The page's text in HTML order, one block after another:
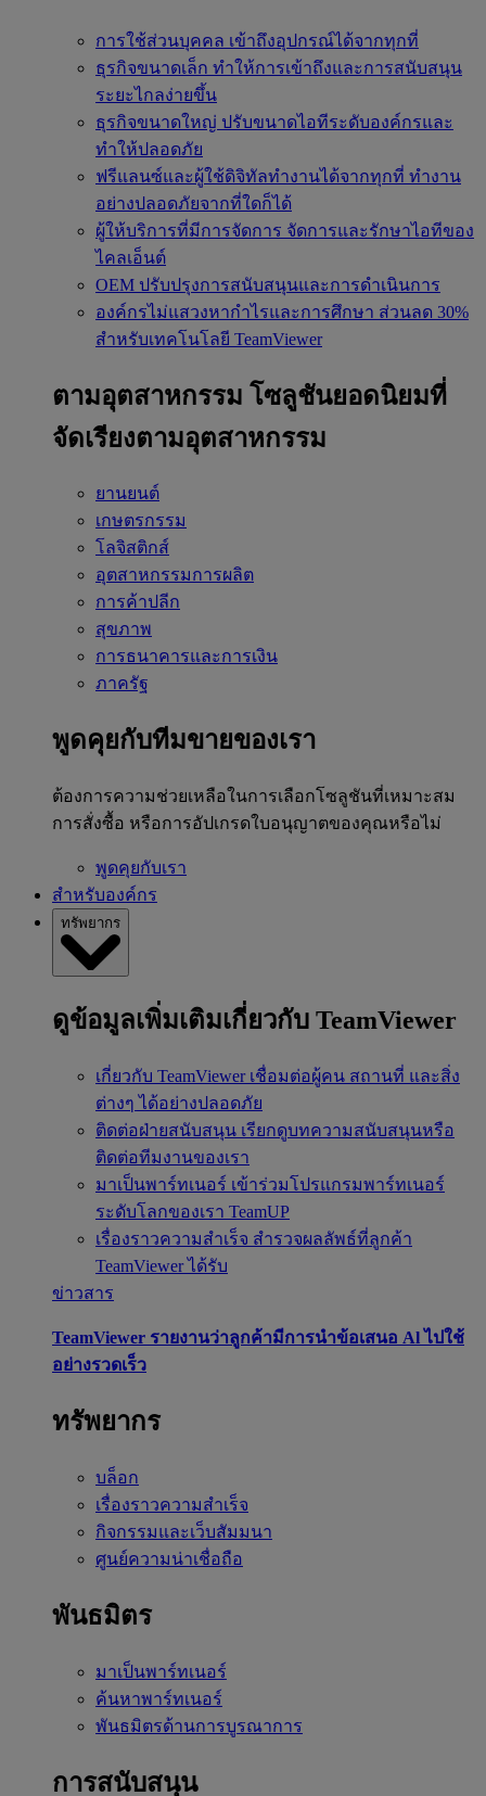
การใช้ส่วนบุคคล เข้าถึงอุปกรณ์ได้จากทุกที่
ธุรกิจขนาดเล็ก ทำให้การเข้าถึงและการสนับสนุน
ระยะไกลง่ายขึ้น
ธุรกิจขนาดใหญ่ ปรับขนาดไอทีระดับองค์กรและ
ทำให้ปลอดภัย
ฟรีแลนซ์และผู้ใช้ดิจิทัลทำงานได้จากทุกที่ ทำงาน
อย่างปลอดภัยจากที่ใดก็ได้
ผู้ให้บริการที่มีการจัดการ จัดการและรักษาไอทีของ
ไคลเอ็นต์
OEM ปรับปรุงการสนับสนุนและการดำเนินการ
องค์กรไม่แสวงหากำไรและการศึกษา ส่วนลด 30%
สำหรับเทคโนโลยี TeamViewer
ตามอุตสาหกรรม โซลูชันยอดนิยมที่
จัดเรียงตามอุตสาหกรรม
ยานยนต์
เกษตรกรรม
โลจิสติกส์
อุตสาหกรรมการผลิต
การค้าปลีก
สุขภาพ
การธนาคารและการเงิน
ภาครัฐ
พูดคุยกับทีมขายของเรา
ต้องการความช่วยเหลือในการเลือกโซลูชันที่เหมาะสม
การสั่งซื้อ หรือการอัปเกรดใบอนุญาตของคุณหรือไม่
พูดคุยกับเรา
สำหรับองค์กร
ทรัพยากร
ดูข้อมูลเพิ่มเติมเกี่ยวกับ TeamViewer
เกี่ยวกับ TeamViewer เชื่อมต่อผู้คน สถานที่ และสิ่ง
ต่างๆ ได้อย่างปลอดภัย
ติดต่อฝ่ายสนับสนุน เรียกดูบทความสนับสนุนหรือ
ติดต่อทีมงานของเรา
มาเป็นพาร์ทเนอร์ เข้าร่วมโปรแกรมพาร์ทเนอร์
ระดับโลกของเรา TeamUP
เรื่องราวความสำเร็จ สำรวจผลลัพธ์ที่ลูกค้า
TeamViewer ได้รับ
ข่าวสาร
TeamViewer รายงานว่าลูกค้ามีการนำข้อเสนอ Al ไปใช้
อย่างรวดเร็ว
ทรัพยากร
บล็อก
เรื่องราวความสำเร็จ
กิจกรรมและเว็บสัมมนา
ศูนย์ความน่าเชื่อถือ
พันธมิตร
มาเป็นพาร์ทเนอร์
ค้นหาพาร์ทเนอร์
พันธมิตรด้านการบูรณาการ
การสนับสนุน